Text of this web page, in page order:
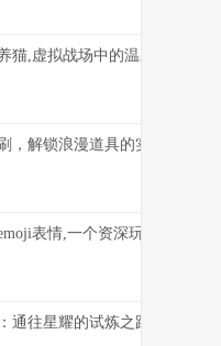
猫,虚拟战场中的温馨陪伴,副
，解锁浪漫道具的实战指南
表情,一个资深玩家的心得
通往星耀的试炼之路